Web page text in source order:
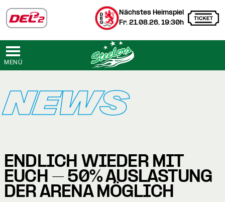
Nächstes Heimspiel
Fr. 21.08.26, 19:30h
MENÜ
NEWS
ENDLICH WIEDER MIT
EUCH – 50% AUSLASTUNG
DER ARENA MÖGLICH